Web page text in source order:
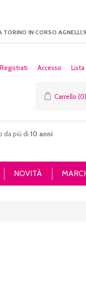
TORINO IN CORSO
Registrati Accesso
Carrello (0)
da più di 10 anni
NOVITÀ